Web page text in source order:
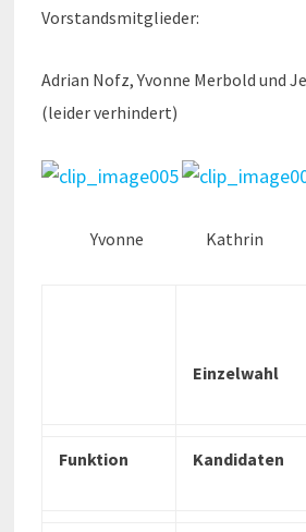
Vorstandsmitglieder:
Adrian Nofz, Yvonne Merbold und
(leider verhindert)
Yvonne Kathrin
Einzelwahl
Funktion Kandidaten